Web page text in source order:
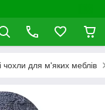
чохли для м'яких меблів